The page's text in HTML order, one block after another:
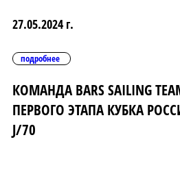
27.05.2024 г.
подробнее
КОМАНДА BARS SAILING
ПЕРВОГО ЭТАПА КУБКА
J/70